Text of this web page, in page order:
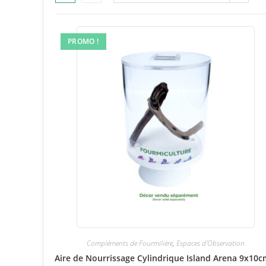
PROMO !
Compléments de Fourmilière,Espaces d'Observation
Aire de Nourrissage Cylindrique Island Arena